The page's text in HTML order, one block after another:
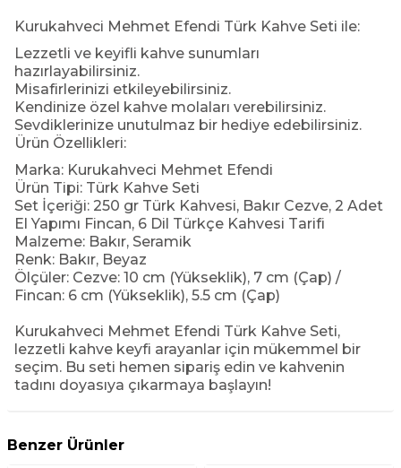
Kurukahveci Mehmet Efendi Türk Kahve Seti ile:
Lezzetli ve keyifli kahve sunumları
hazırlayabilirsiniz.
Misafirlerinizi etkileyebilirsiniz.
Kendinize özel kahve molaları verebilirsiniz.
Sevdiklerinize unutulmaz bir hediye edebilirsiniz.
Ürün Özellikleri:
Marka: Kurukahveci Mehmet Efendi
Ürün Tipi: Türk Kahve Seti
Set İçeriği: 250 gr Türk Kahvesi, Bakır Cezve, 2 Adet
El Yapımı Fincan, 6 Dil Türkçe Kahvesi Tarifi
Malzeme: Bakır, Seramik
Renk: Bakır, Beyaz
Ölçüler: Cezve: 10 cm (Yükseklik), 7 cm (Çap) /
Fincan: 6 cm (Yükseklik), 5.5 cm (Çap)
Kurukahveci Mehmet Efendi Türk Kahve Seti,
lezzetli kahve keyfi arayanlar için mükemmel bir
seçim. Bu seti hemen sipariş edin ve kahvenin
tadını doyasıya çıkarmaya başlayın!
Benzer Ürünler